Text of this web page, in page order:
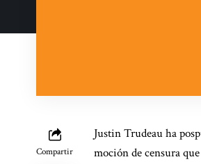
Compartir
Justin Trudeau ha
moción de censura